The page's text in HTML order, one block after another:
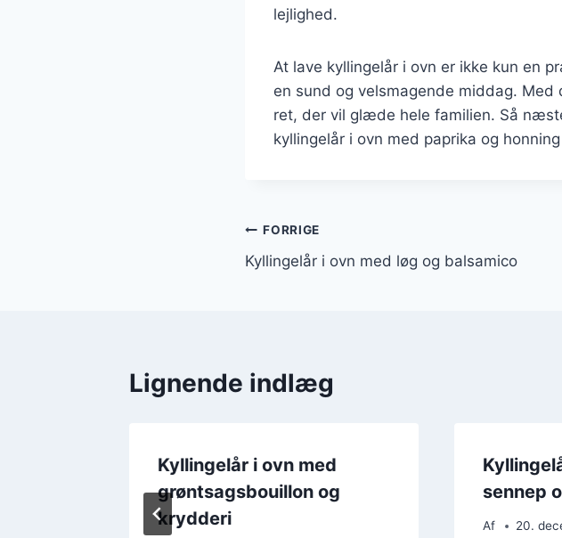
lejlighed.
At lave kyllingelår i ovn er ikke kun en
en sund og velsmagende middag.
ret, der vil glæde hele familien. Så
kyllingelår i ovn med paprika og
Indlægsnavigation
FORRIGE
Kyllingelår i ovn med løg og balsamico
Lignende indlæg
Kyllingelår i ovn med
grøntsagsbouillon og
krydderi
sennep
Af 20.